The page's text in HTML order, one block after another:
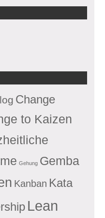
Change
to Kaizen
Gehung Gemba
Kanban Kata
Lean